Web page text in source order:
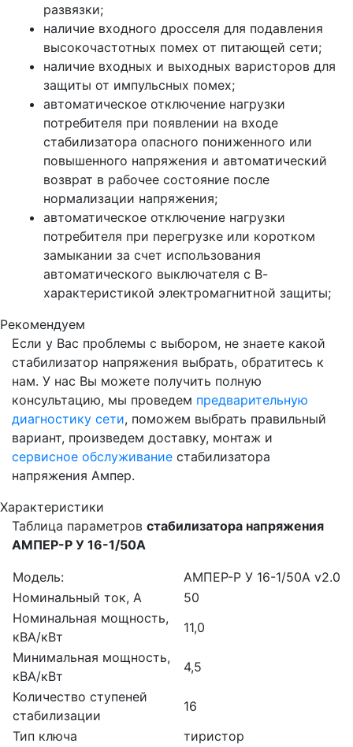
развязки;
наличие входного дросселя для подавления
высокочастотных помех от питающей сети;
наличие входных и выходных варисторов для
защиты от импульсных помех;
автоматическое отключение нагрузки
потребителя при появлении на входе
стабилизатора опасного пониженного или
повышенного напряжения и автоматический
возврат в рабочее состояние после
нормализации напряжения;
автоматическое отключение нагрузки
потребителя при перегрузке или коротком
замыкании за счет использования
автоматического выключателя с В-
характеристикой электромагнитной защиты;
Рекомендуем
Если у Вас проблемы с выбором, не знаете какой
стабилизатор напряжения выбрать, обратитесь к
нам. У нас Вы можете получить полную
консультацию, мы проведем предварительную
диагностику сети, поможем выбрать правильный
вариант, произведем доставку, монтаж и
сервисное обслуживание стабилизатора
напряжения Ампер.
Характеристики
Таблица параметров стабилизатора напряжения
АМПЕР-Р У 16-1/50А
Модель:
АМПЕР-Р У 16-1/50A v2.0
Номинальный ток, А
50
Номинальная мощность,
кВА/кВт
11,0
Минимальная мощность,
кВА/кВт
4,5
Количество ступеней
стабилизации
16
Тип ключа
тиристор